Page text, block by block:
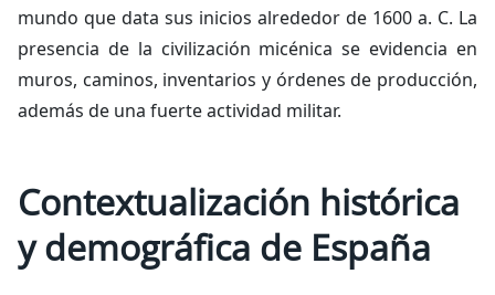
mundo que data sus inicios alrededor de 1600 a. C. La
presencia de la civilización micénica se evidencia en
muros, caminos, inventarios y órdenes de producción,
además de una fuerte actividad militar.
Contextualización histórica
y demográfica de España